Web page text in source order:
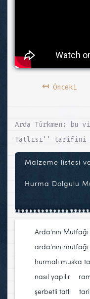
↤Önceki
Arda Türkmen; bu
Tatlısı’’ tarifini
Malzeme listesi
Hurma Dolgulu
Arda'nın Mutfağı
arda'nın mutfağı
hurmalı muska
nasıl yapılır
şerbetli tatlı